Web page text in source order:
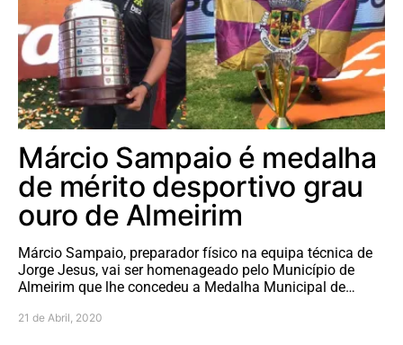
Márcio Sampaio é medalha
de mérito desportivo grau
ouro de Almeirim
Márcio Sampaio, preparador físico na equipa técnica de
Jorge Jesus, vai ser homenageado pelo Município de
Almeirim que lhe concedeu a Medalha Municipal de…
21 de Abril, 2020